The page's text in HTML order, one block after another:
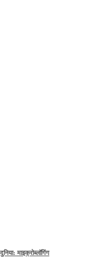
माइक्रोब्लॉगिंग